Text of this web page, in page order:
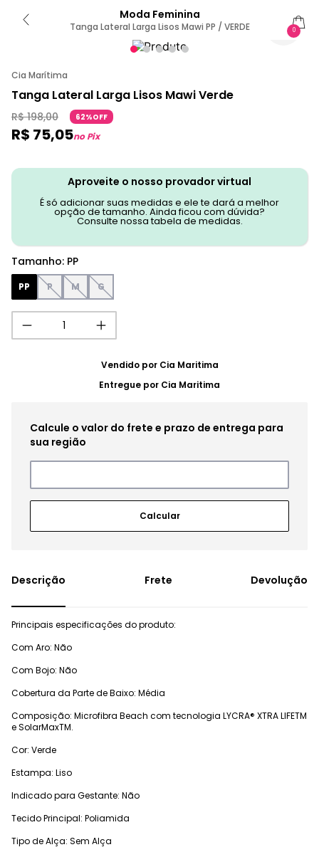
Moda Feminina
Tanga Lateral Larga Lisos Mawi PP / VERDE 0
Cia Marítima
Tanga Lateral Larga Lisos Mawi Verde
R$ 198,00 62%OFF
R$ 75,05no Pix
Aproveite o nosso provador virtual
É só adicionar suas medidas e ele te dará a melhor
opção de tamanho. Ainda ficou com dúvida?
Consulte nossa tabela de medidas.
Tamanho: PP
PP P M G
Vendido por Cia Maritima
Entregue por Cia Maritima
Frete Devolução
Principais especificações do produto:
Com Aro: Não
Com Bojo: Não
Cobertura da Parte de Baixo: Média
Composição: Microfibra Beach com tecnologia LYCRA® XTRA LIFETM
e SolarMaxTM.
Cor: Verde
Estampa: Liso
Indicado para Gestante: Não
Tecido Principal: Poliamida
Tipo de Alça: Sem Alça